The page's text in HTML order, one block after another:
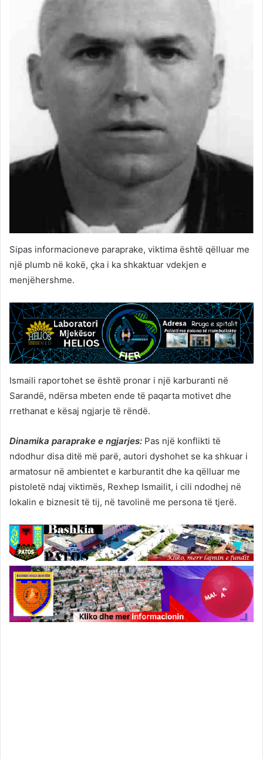
Sipas informacioneve paraprake, viktima është qëlluar me
një plumb në kokë, çka i ka shkaktuar vdekjen e
menjëhershme.
Ismaili raportohet se është pronar i një karburanti në
Sarandë, ndërsa mbeten ende të paqarta motivet dhe
rrethanat e kësaj ngjarje të rëndë.
Dinamika paraprake e ngjarjes: Pas një konflikti të
ndodhur disa ditë më parë, autori dyshohet se ka shkuar i
armatosur në ambientet e karburantit dhe ka qëlluar me
pistoletë ndaj viktimës, Rexhep Ismailit, i cili ndodhej në
lokalin e biznesit të tij, në tavolinë me persona të tjerë.